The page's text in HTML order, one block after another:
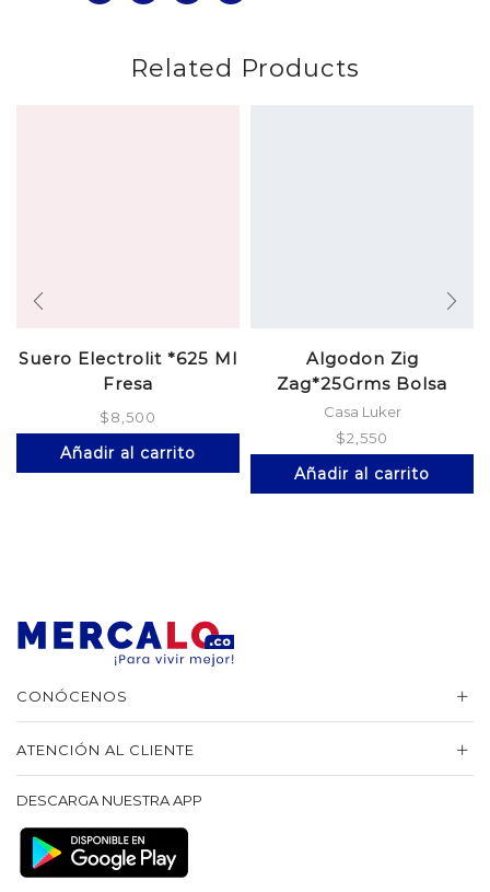
Related Products
Suero Electrolit *625 Ml
Fresa
$8,500
Añadir al carrito
Algodon Zig
Zag*25Grms Bolsa
Casa Luker
$2,550
Añadir al carrito
CONÓCENOS
ATENCIÓN AL CLIENTE
DESCARGA NUESTRA APP